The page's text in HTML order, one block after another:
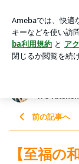
作り方 | 料理研究
en おうちで簡単
アプリをダウン
ょう。
ri's Kitchen
前の記事へ
【至福の